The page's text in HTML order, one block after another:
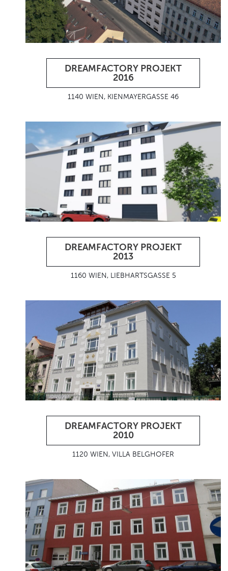
DREAMFACTORY PROJEKT
2016
1140 WIEN, KIENMAYERGASSE 46
DREAMFACTORY PROJEKT
2013
1160 WIEN, LIEBHARTSGASSE 5
DREAMFACTORY PROJEKT
2010
1120 WIEN, VILLA BELGHOFER